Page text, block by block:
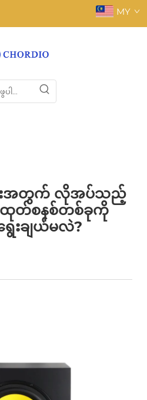
MY
ားအတွက် လိုအပ်သည့်
တ်စနစ်တစ်ခုကို
ချယ်မလဲ?